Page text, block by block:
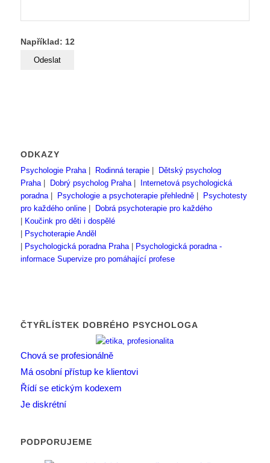
Například: 12
ODKAZY
Psychologie Praha| Rodinná terapie|
Dětský psycholog
Praha| Dobrý psycholog Praha|
Internetová psychologická
poradna| Psychologie a psychoterapie přehledně|
Psychotesty
pro každého online|
Dobrá psychoterapie pro každého
Koučink pro děti i dospělé
Psychoterapie Anděl
Psychologická poradna Praha|
Psychologická poradna -
informace Supervize pro pomáhající profese
ČTYŘLÍSTEK DOBRÉHO PSYCHOLOGA
Chová se profesionálně
Má osobní přístup ke klientovi
Řídí se etickým kodexem
Je diskrétní
PODPORUJEME